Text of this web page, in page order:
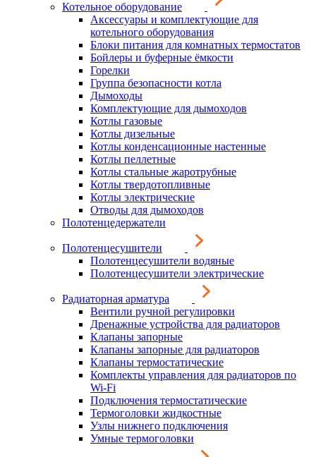
Котельное оборудование
Аксессуары и комплектующие для
котельного оборудования
Блоки питания для комнатных термостатов
Бойлеры и буферные ёмкости
Горелки
Группа безопасности котла
Дымоходы
Комплектующие для дымоходов
Котлы газовые
Котлы дизельные
Котлы конденсационные настенные
Котлы пеллетные
Котлы стальные жаротрубные
Котлы твердотопливные
Котлы электрические
Отводы для дымоходов
Полотенцедержатели
Полотенцесушители
Полотенцесушители водяные
Полотенцесушители электрические
Радиаторная арматура
Вентили ручной регулировки
Дренажные устройства для радиаторов
Клапаны запорные
Клапаны запорные для радиаторов
Клапаны термостатические
Комплекты управления для радиаторов по
Wi-Fi
Подключения термостатические
Термоголовки жидкостные
Узлы нижнего подключения
Умные термоголовки